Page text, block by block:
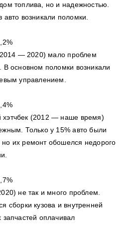
топлива, но и надежностью.
авто возникали поломки.
— 2020) мало проблем
В основном поломки возникали
управлением.
хэтчбек (2012 — наше время)
Только у 15% авто были
их ремонт обошелся недорого
не так и много проблем.
сборки кузова и внутренней
оплачивал